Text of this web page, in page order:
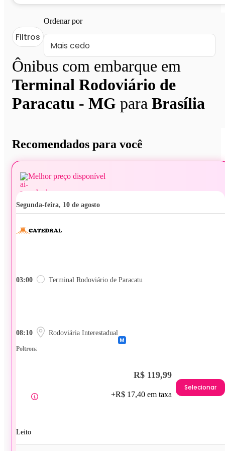
Ônibus com embarque em
Terminal Rodoviário de
Paracatu - MG para Brasília
Filtros
Ordenar por
Recomendados para você
Melhor preço disponível
segunda-feira, 10 de agosto
03:00 Terminal Rodoviário de Paracatu
08:10 Rodoviária Interestadual
Poltrona
Leito
R$ 119,99
+R$ 17,40 em taxa
Selecionar